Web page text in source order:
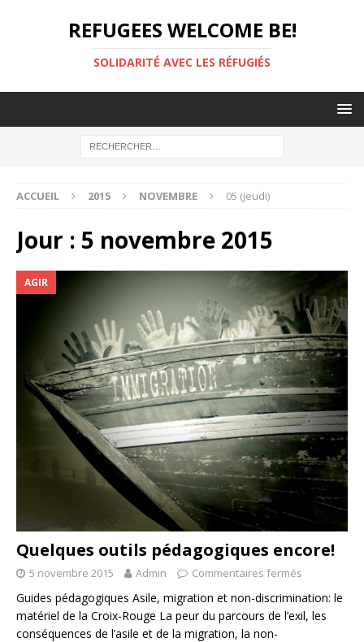
REFUGEES WELCOME BE!
SOLIDARITÉ AVEC LES RÉFUGIÉS
ACCUEIL 2015 NOVEMBRE 05 (jeudi)
Jour : 5 novembre 2015
AGIR
Quelques outils pédagogiques encore!
5 novembre 2015 Admin Commentaires fermés
Guides pédagogiques Asile, migration et non-discrimination: le
matériel de la Croix-Rouge La peur du parcours de l’exil, les
conséquences de l’asile et de la migration, la non-